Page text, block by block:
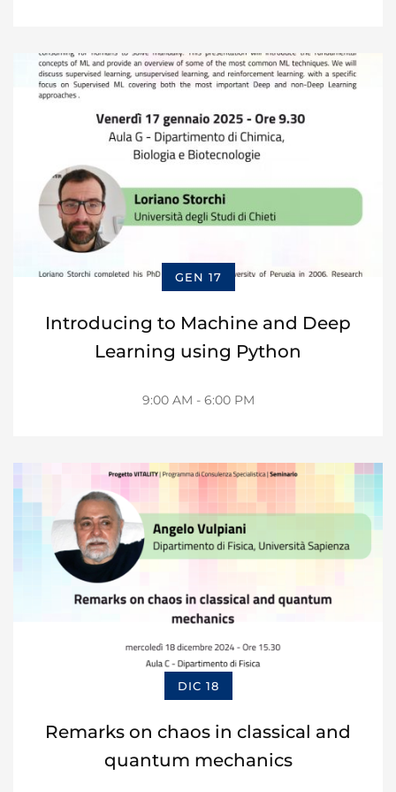
GEN 17
Introducing to Machine and Deep
Learning using Python
9:00 AM - 6:00 PM
DIC 18
Remarks on chaos in classical and
quantum mechanics